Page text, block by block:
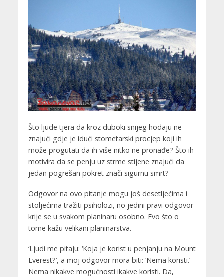
Što ljude tjera da kroz duboki snijeg hodaju ne
znajući gdje je idući stometarski procjep koji ih
može progutati da ih više nitko ne pronađe? Što ih
motivira da se penju uz strme stijene znajući da
jedan pogrešan pokret znači sigurnu smrt?
Odgovor na ovo pitanje mogu još desetljećima i
stoljećima tražiti psiholozi, no jedini pravi odgovor
krije se u svakom planinaru osobno. Evo što o
tome kažu velikani planinarstva.
‘Ljudi me pitaju: ‘Koja je korist u penjanju na Mount
Everest?’, a moj odgovor mora biti: ‘Nema koristi.’
Nema nikakve mogućnosti ikakve koristi. Da,